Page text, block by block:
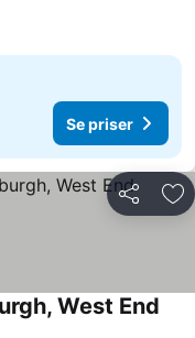
Se priser
Del
West End